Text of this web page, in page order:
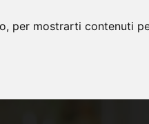
per mostrarti contenuti